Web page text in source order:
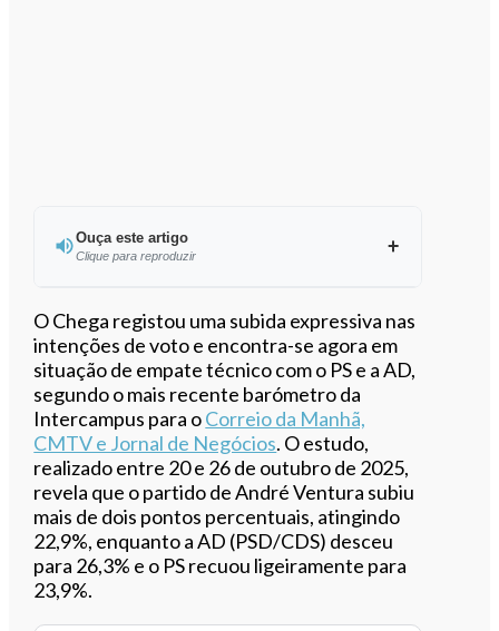
Ouça este artigo
Clique para reproduzir
Ouvir este artigo
O Chega registou uma subida expressiva nas
intenções de voto e encontra-se agora em
situação de empate técnico com o PS e a AD,
segundo o mais recente barómetro da
Intercampus para oCorreio da Manhã,
CMTV e Jornal de Negócios. O estudo,
realizado entre 20 e 26 de outubro de 2025,
revela que o partido de André Ventura subiu
mais de dois pontos percentuais, atingindo
22,9%, enquanto a AD (PSD/CDS) desceu
para 26,3% e o PS recuou ligeiramente para
23,9%.